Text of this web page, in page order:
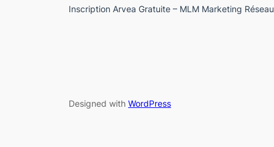
Inscription Arvea Gratuite – MLM Marketing Réseau
Designed with WordPress